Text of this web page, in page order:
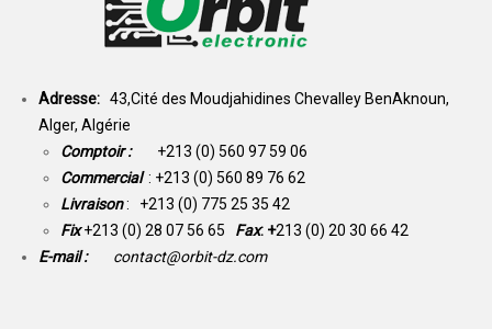
Adresse: 43,Cité des Moudjahidines Chevalley BenAknoun,
Alger, Algérie
Comptoir : +213 (0) 560 97 59 06
Commercial : +213 (0) 560 89 76 62
Livraison: +213 (0) 775 25 35 42
Fix +213 (0) 28 07 56 65 Fax: +213 (0) 20 30 66 42
E-mail :
contact@orbit-dz.com